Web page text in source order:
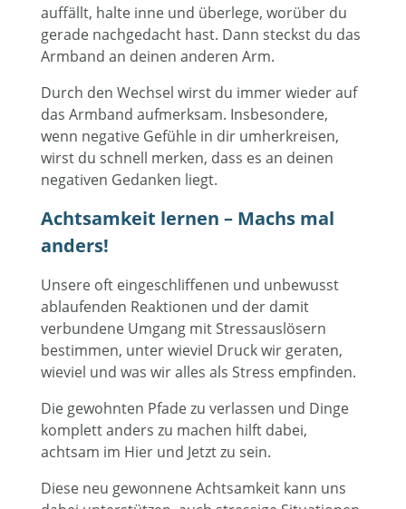
auffällt, halte inne und überlege, worüber du
gerade nachgedacht hast. Dann steckst du das
Armband an deinen anderen Arm.
Durch den Wechsel wirst du immer wieder auf
das Armband aufmerksam. Insbesondere,
wenn negative Gefühle in dir umherkreisen,
wirst du schnell merken, dass es an deinen
negativen Gedanken liegt.
Achtsamkeit lernen – Machs mal
anders!
Unsere oft eingeschliffenen und unbewusst
ablaufenden Reaktionen und der damit
verbundene Umgang mit Stressauslösern
bestimmen, unter wieviel Druck wir geraten,
wieviel und was wir alles als Stress empfinden.
Die gewohnten Pfade zu verlassen und Dinge
komplett anders zu machen hilft dabei,
achtsam im Hier und Jetzt zu sein.
Diese neu gewonnene Achtsamkeit kann uns